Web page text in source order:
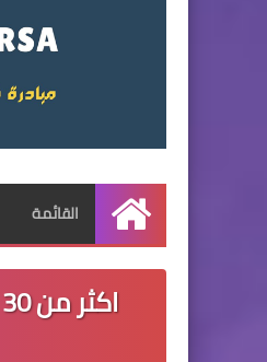
الرئيسية
القائمة